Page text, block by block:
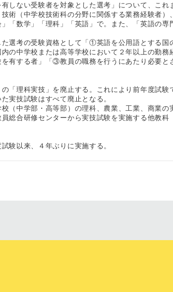
しない受験者を対象とした選考」について、こ
技術（中学校技術科の分野に関係する業務経験者
「数学」「理科」「英語」で。また、「英語の
選考の受験資格として「①英語を公用語とする国
の中学校または高等学校において２年以上の勤
有する者」「③教員の職務を行うにあたり必要
「理科実技」を廃止する。これにより前年度試
実技試験はすべて廃止となる。
（中学部・高等部）の理科、農業、工業、商業
総合研修センターから実技試験を実施する他教
験以来、４年ぶりに実施する。